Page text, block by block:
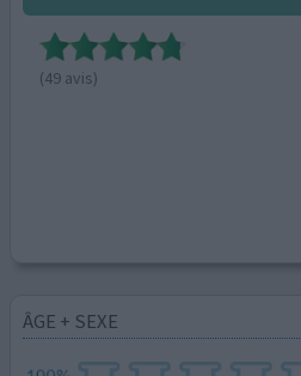
(49 avis)
ÂGE + SEXE